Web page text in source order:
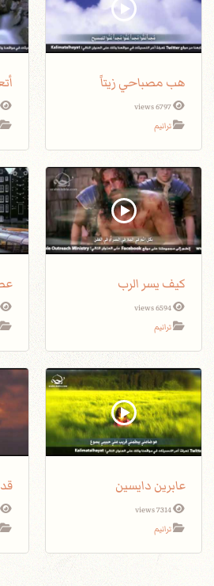
هب مصباحي زيتاً
6797 views
ترانيم
كيف يسر الرب
6594 views
ترانيم
عابرين دايسين
7314 views
ترانيم